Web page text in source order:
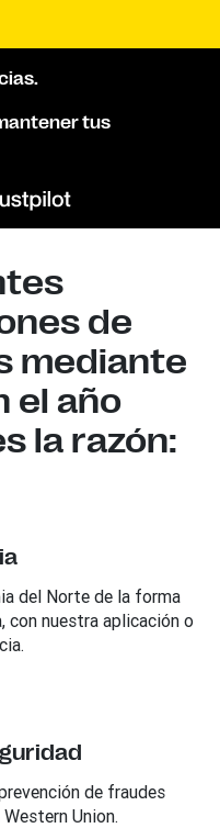
tus
de
mediante
el año
la razón:
del Norte de la forma
con nuestra aplicación o
de fraudes
Union.